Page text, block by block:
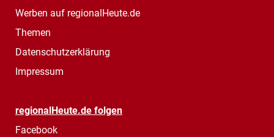
Werben auf regionalHeute.de
Themen
Datenschutzerklärung
Impressum
regionalHeute.de folgen
Facebook